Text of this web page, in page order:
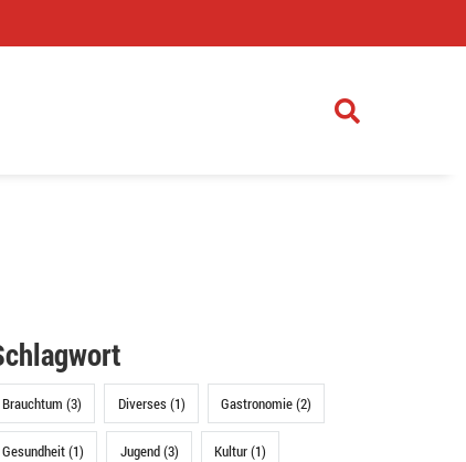
Brauchtum (3) Diverses (1) Gastronomie (2)
Gesundheit (1) Jugend (3) Kultur (1)